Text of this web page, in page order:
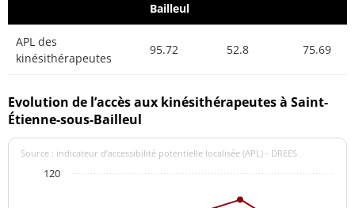
Bailleul
APL des
kinésithérapeutes
95.72 52.8 75.69
Evolution de l’accès aux kinésithérapeutes à Saint-
Étienne-sous-Bailleul
Source : indicateur d’accessibilité potentielle localisée (APL) - DREES
120